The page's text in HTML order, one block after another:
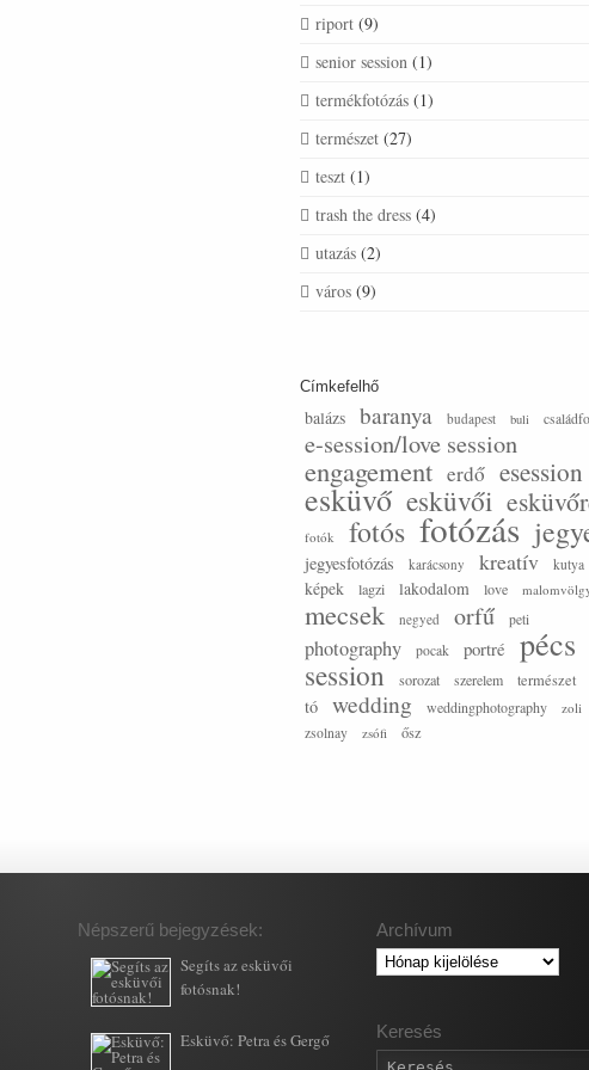
riport (9)
senior session (1)
termékfotózás (1)
természet (27)
teszt (1)
trash the dress (4)
utazás (2)
város (9)
Címkefelhő
balázs baranya budapest buli
e-session/love session
engagement erdő esession
esküvő esküvői
fotók fotós fotózás
jegyesfotózás karácsony kreatív kutya
képek lagzi lakodalom love
mecsek negyed orfű peti
photography pocak portré pécs
session sorozat szerelem természet
tó wedding weddingphotography
zoli
zsolnay
zsófi ősz
Népszerű bejegyzések:
Segíts az esküvői
fotósnak!
Esküvő: Petra és Gergő
Archívum
Archívum
Keresés